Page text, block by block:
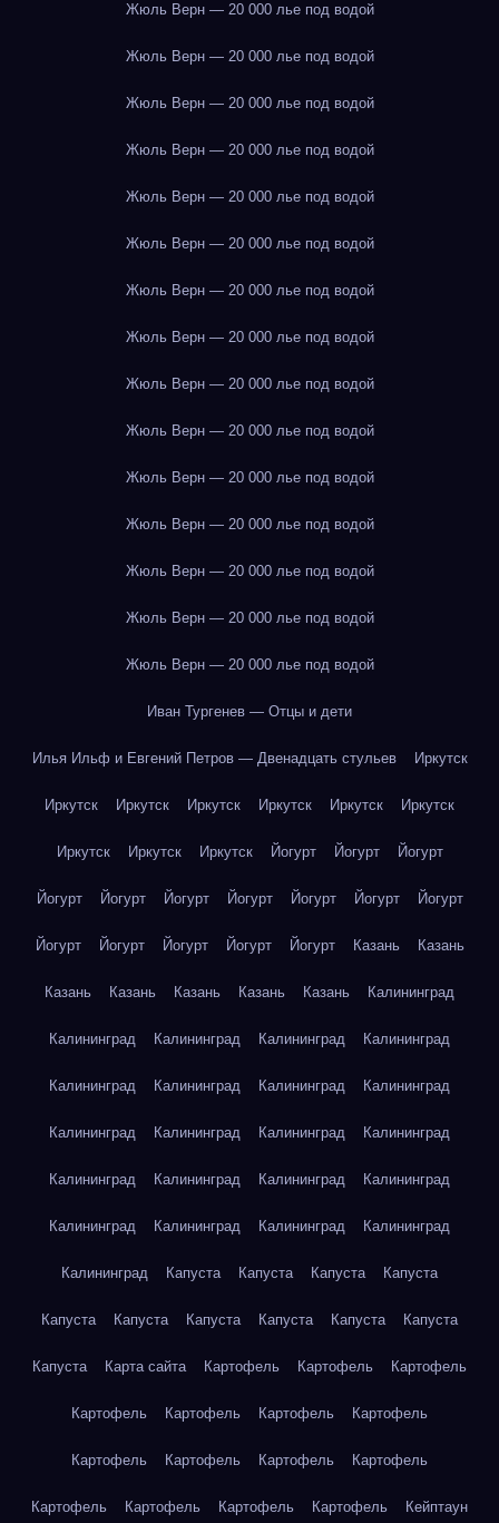
Жюль Верн — 20 000 лье под водой
Жюль Верн — 20 000 лье под водой
Жюль Верн — 20 000 лье под водой
Жюль Верн — 20 000 лье под водой
Жюль Верн — 20 000 лье под водой
Жюль Верн — 20 000 лье под водой
Жюль Верн — 20 000 лье под водой
Жюль Верн — 20 000 лье под водой
Жюль Верн — 20 000 лье под водой
Жюль Верн — 20 000 лье под водой
Жюль Верн — 20 000 лье под водой
Жюль Верн — 20 000 лье под водой
Жюль Верн — 20 000 лье под водой
Жюль Верн — 20 000 лье под водой
Жюль Верн — 20 000 лье под водой
Иван Тургенев — Отцы и дети
Илья Ильф и Евгений Петров — Двенадцать стульев Иркутск
Иркутск Иркутск Иркутск Иркутск Иркутск Иркутск
Иркутск Иркутск Иркутск Йогурт Йогурт Йогурт
Йогурт Йогурт Йогурт Йогурт Йогурт Йогурт Йогурт
Йогурт Йогурт Йогурт Йогурт Йогурт Казань Казань
Казань Казань Казань Казань Казань Калининград
Калининград Калининград Калининград Калининград
Калининград Калининград Калининград Калининград
Калининград Калининград Калининград Калининград
Калининград Калининград Калининград Калининград
Калининград Калининград Калининград Калининград
Калининград Капуста Капуста Капуста Капуста
Капуста Капуста Капуста Капуста Капуста Капуста
Капуста Карта сайта Картофель Картофель Картофель
Картофель Картофель Картофель Картофель
Картофель Картофель Картофель Картофель
Картофель Картофель Картофель Картофель Кейптаун